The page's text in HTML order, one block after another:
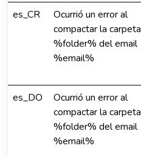
es_CR
Ocurrió un error al
compactar la carpeta
%folder% del email
%email%
es_DO
Ocurrió un error al
compactar la carpeta
%folder% del email
%email%